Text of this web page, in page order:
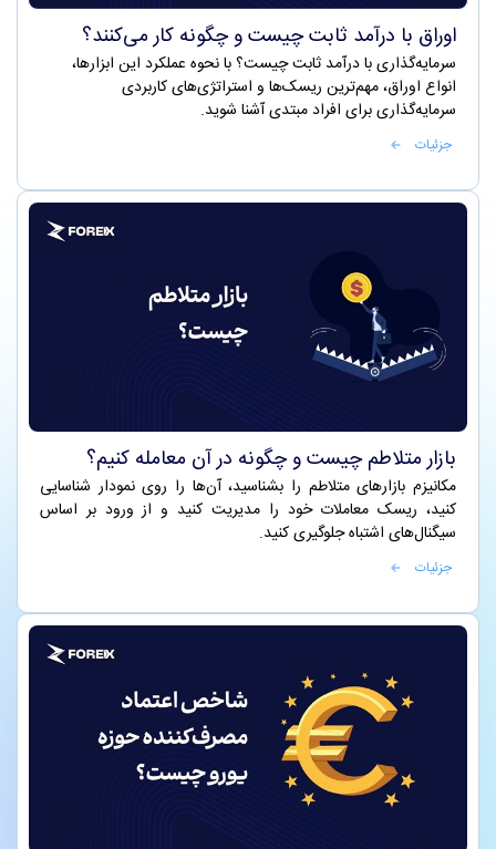
اوراق با درآمد ثابت چیست و چگونه کار می‌کنند؟
سرمایه‌گذاری با درآمد ثابت چیست؟ با نحوه عملکرد این ابزارها،
انواع اوراق، مهم‌ترین ریسک‌ها و استراتژی‌های کاربردی
سرمایه‌گذاری برای افراد مبتدی آشنا شوید.
جزئیات
بازار متلاطم چیست و چگونه در آن معامله کنیم؟
مکانیزم بازارهای متلاطم را بشناسید، آن‌ها را روی نمودار شناسایی
کنید، ریسک معاملات خود را مدیریت کنید و از ورود بر اساس
سیگنال‌های اشتباه جلوگیری کنید.
جزئیات